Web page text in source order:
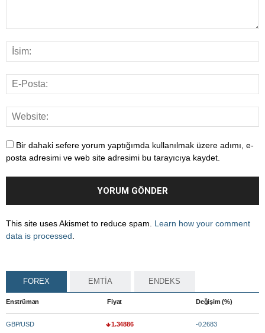
Bir dahaki sefere yorum yaptığımda kullanılmak üzere adımı, e-
posta adresimi ve web site adresimi bu tarayıcıya kaydet.
This site uses Akismet to reduce spam. Learn how your comment
data is processed
FOREX EMTİA ENDEKS
Enstrüman Fiyat Değişim (%)
GBP/USD 1.34886 -0.2683